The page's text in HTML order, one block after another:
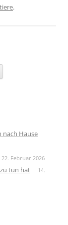
.
nach Hause
22. Februar 2026
tun hat
14.